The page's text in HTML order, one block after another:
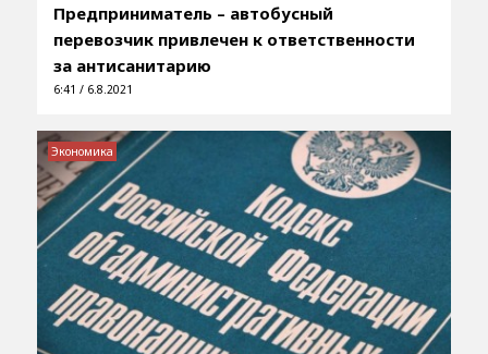
Предприниматель – автобусный
перевозчик привлечен к ответственности
за антисанитарию
6:41 / 6.8.2021
Экономика